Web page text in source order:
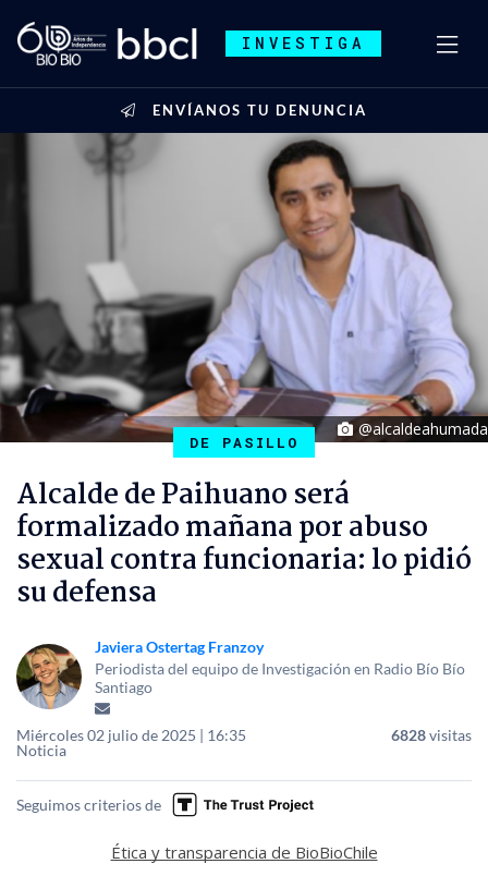
INVESTIGA
ENVÍANOS TU DENUNCIA
DE PASILLO
@alcaldeahumada
Alcalde de Paihuano será
formalizado mañana por abuso
sexual contra funcionaria: lo pidió
su defensa
Javiera Ostertag Franzoy
Periodista del equipo de Investigación en Radio Bío Bío
Santiago
Miércoles 02 julio de 2025 | 16:35
Noticia
6828visitas
Seguimos criterios de
Ética y transparencia de BioBioChile